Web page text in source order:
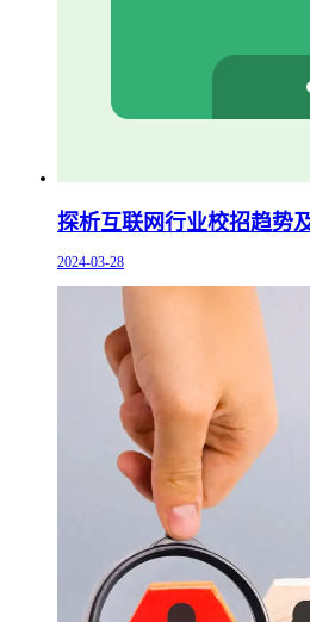
探析互联网行业校招趋势
2024-03-28